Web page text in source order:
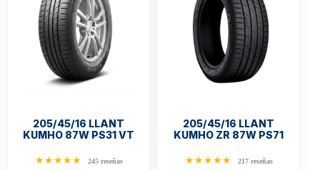
205/45/16 LLANT
KUMHO 87W PS31 VT
★★★★★ 245 reseñas
205/45/16 LLANT
KUMHO ZR 87W PS71
★★★★★ 217 reseñas